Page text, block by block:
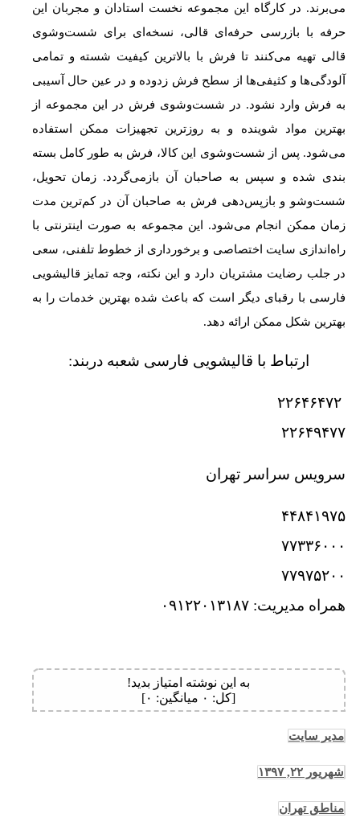
می‌برند. در کارگاه این مجموعه نخست استادان و مجربان این
حرفه با بازرسی حرفه‌ای قالی، نسخه‌ای برای شست‌وشوی
قالی تهیه می‌کنند تا فرش با بالاترین کیفیت شسته و تمامی
آلودگی‌ها و کثیفی‌ها از سطح فرش زدوده و در عین حال آسیبی
به فرش وارد نشود. در شست‌وشوی فرش در این مجموعه از
بهترین مواد شوینده و به روزترین تجهیزات ممکن استفاده
می‌شود. پس از شست‌وشوی این کالا، فرش به طور کامل بسته
بندی شده و سپس به صاحبان آن بازمی‌گردد. زمان تحویل،
شست‌وشو و بازپس‌دهی فرش به صاحبان آن در کم‌ترین مدت
زمان ممکن انجام می‌شود. این مجموعه به صورت اینترنتی با
راه‌اندازی سایت اختصاصی و برخورداری از خطوط تلفنی، سعی
در جلب رضایت مشتریان دارد و این نکته، وجه تمایز قالیشویی
فارسی با رقبای دیگر است که باعث شده بهترین خدمات را به
بهترین شکل ممکن ارائه دهد.
ارتباط با قالیشویی فارسی شعبه دربند:
۲۲۶۴۹۴۷۷
سرویس سراسر تهران
۴۴۸۴۱۹۷۵
۷۷۳۳۶۰۰۰
۷۷۹۷۵۲۰۰
همراه مدیریت: ۰۹۱۲۲۰۱۳۱۸۷
به این نوشته امتیاز بدید!
[کل: ۰ میانگین: ۰]
مدیر سایت
شهریور ۲۲, ۱۳۹۷
مناطق تهران